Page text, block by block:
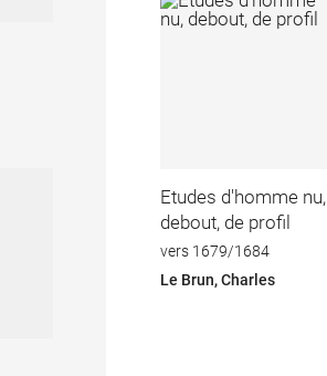
Etudes d'homme nu,
debout, de profil
vers 1679/1684
Le Brun, Charles